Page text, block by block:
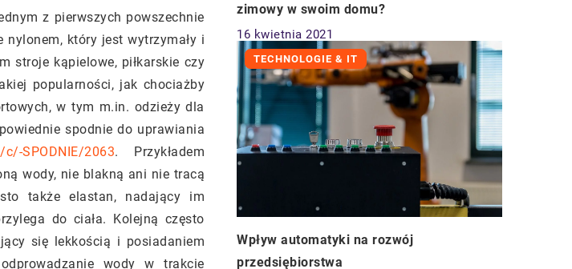
z pierwszych powszechnie
który jest wytrzymały i
stroje kąpielowe, piłkarskie czy
popularności, jak chociażby
w tym m.in. odzieży dla
spodnie do uprawiania
SPODNIE/2063. Przykładem
wody, nie blakną ani nie tracą
także elastan, nadający im
do ciała. Kolejną często
się lekkością i posiadaniem
wody w trakcie
zimowy w swoim domu?
16 kwietnia 2021
TECHNOLOGIE & IT
Wpływ automatyki na rozwój
przedsiębiorstwa